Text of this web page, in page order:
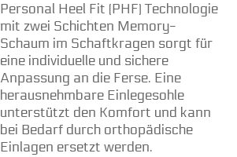
Personal Heel Fit (PHF) Technologie
mit zwei Schichten Memory-
Schaum im Schaftkragen sorgt für
eine individuelle und sichere
Anpassung an die Ferse. Eine
herausnehmbare Einlegesohle
unterstützt den Komfort und kann
bei Bedarf durch orthopädische
Einlagen ersetzt werden.